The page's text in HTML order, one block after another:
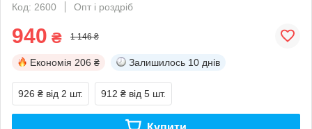
Код: 2600
Опт і роздріб
940 ₴ 1 146 ₴
Економія 206 ₴ Залишилось 10 днів
926 ₴ від 2 шт. 912 ₴ від 5 шт.